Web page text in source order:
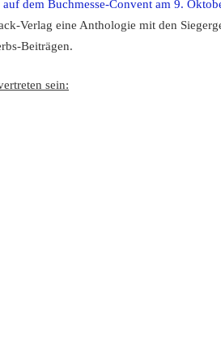
dem Buchmesse-Convent am 9.
Verlag eine Anthologie mit den
Beiträgen.
sein: